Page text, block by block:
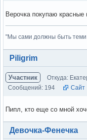
Верочка покупаю красные
"Мы сами должны быть теми
Вне форума
Piligrim
Участник Откуда:
Сообщений: 194
Сайт
Пипл, кто еще со мной
Вне форума
Девочка-Фенечка